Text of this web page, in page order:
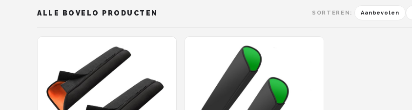
ALLE BOVELO PRODUCTEN SORTEREN: Aanbevolen